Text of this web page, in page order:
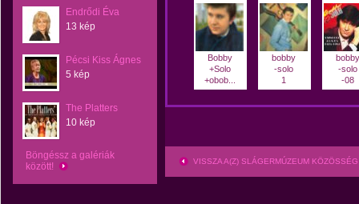
Endrődi Éva
13 kép
Pécsi Kiss Ágnes
5 kép
The Platters
10 kép
Böngéssz a galériák
között!
Bobby
+Solo
+obob...
bobby
-solo
1
bobby
-solo
-08
VISSZA A(Z) SLÁGERMÚZEUM